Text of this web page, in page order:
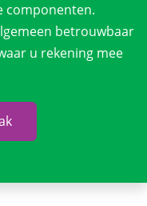
componenten.
betrouwbaar
u rekening mee